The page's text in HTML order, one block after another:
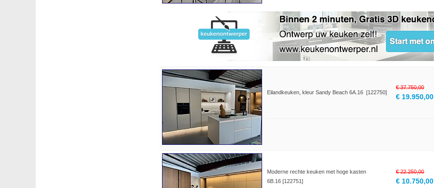
Eilandkeuken, kleur Sandy Beach 6A.16 [122750]
€ 37.750,00
€ 19.950,00
Moderne rechte keuken met hoge kasten
6B.16 [122751]
€ 22.250,00
€ 10.750,00